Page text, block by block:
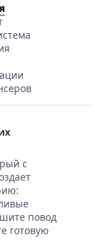
с
повод
готовую